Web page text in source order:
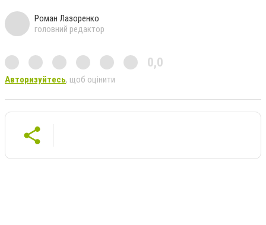
Роман Лазоренко
головний редактор
0,0
Авторизуйтесь, щоб оцінити